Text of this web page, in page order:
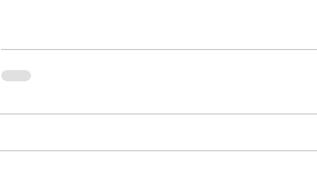
avancées marquantes.